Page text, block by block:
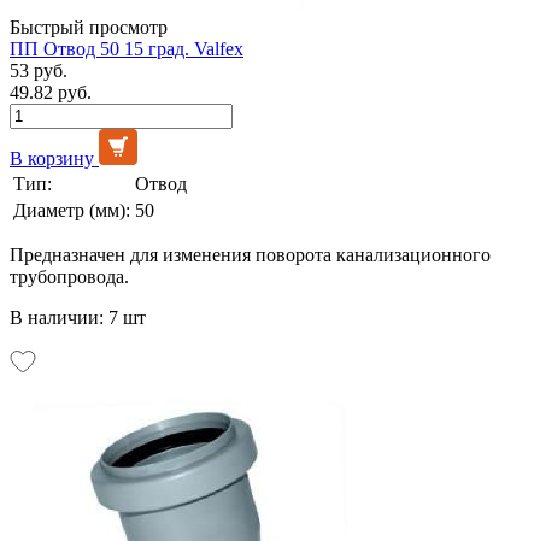
Быстрый просмотр
ПП Отвод 50 15 град. Valfex
53 руб.
49.82 руб.
В корзину
Тип:
Отвод
Диаметр (мм): 50
Предназначен для изменения поворота канализационного
трубопровода.
В наличии: 7 шт